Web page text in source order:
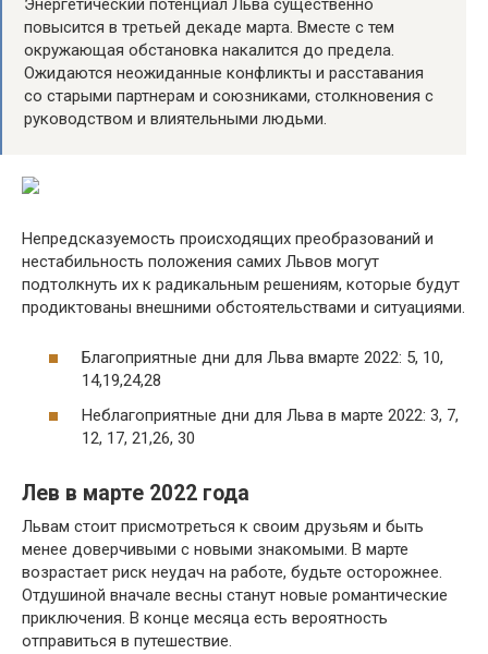
Энергетический потенциал Льва существенно
повысится в третьей декаде марта. Вместе с тем
окружающая обстановка накалится до предела.
Ожидаются неожиданные конфликты и расставания
со старыми партнерам и союзниками, столкновения с
руководством и влиятельными людьми.
Непредсказуемость происходящих преобразований и
нестабильность положения самих Львов могут
подтолкнуть их к радикальным решениям, которые будут
продиктованы внешними обстоятельствами и ситуациями.
Благоприятные дни для Льва вмарте 2022: 5, 10,
14,19,24,28
Неблагоприятные дни для Льва в марте 2022: 3, 7,
12, 17, 21,26, 30
Лев в марте 2022 года
Львам стоит присмотреться к своим друзьям и быть
менее доверчивыми с новыми знакомыми. В марте
возрастает риск неудач на работе, будьте осторожнее.
Отдушиной вначале весны станут новые романтические
приключения. В конце месяца есть вероятность
отправиться в путешествие.